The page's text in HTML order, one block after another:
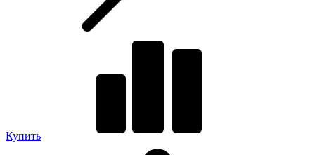
Купить